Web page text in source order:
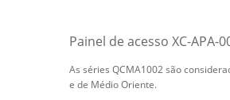
Painel de acesso XC-APA-
As séries QCMA1002 são
e de Médio Oriente.